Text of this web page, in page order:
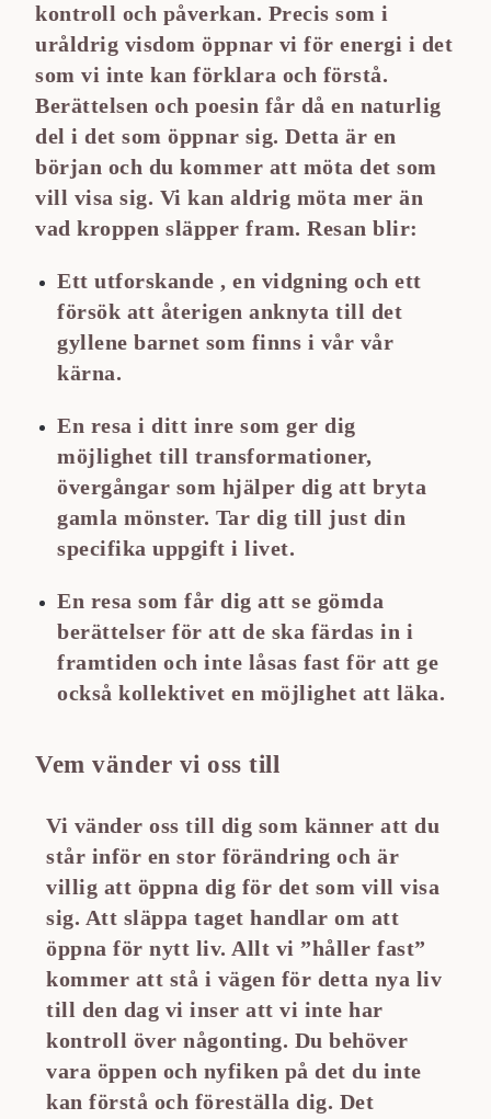
kontroll och påverkan. Precis som i
uråldrig visdom öppnar vi för energi i det
som vi inte kan förklara och förstå.
Berättelsen och poesin får då en naturlig
del i det som öppnar sig. Detta är en
början och du kommer att möta det som
vill visa sig. Vi kan aldrig möta mer än
vad kroppen släpper fram. Resan blir:
Ett utforskande , en vidgning och ett
försök att återigen anknyta till det
gyllene barnet som finns i vår vår
kärna.
En resa i ditt inre som ger dig
möjlighet till transformationer,
övergångar som hjälper dig att bryta
gamla mönster. Tar dig till just din
specifika uppgift i livet.
En resa som får dig att se gömda
berättelser för att de ska färdas in i
framtiden och inte låsas fast för att ge
också kollektivet en möjlighet att läka.
Vem vänder vi oss till
Vi vänder oss till dig som känner att du
står inför en stor förändring och är
villig att öppna dig för det som vill visa
sig. Att släppa taget handlar om att
öppna för nytt liv. Allt vi ”håller fast”
kommer att stå i vägen för detta nya liv
till den dag vi inser att vi inte har
kontroll över någonting. Du behöver
vara öppen och nyfiken på det du inte
kan förstå och föreställa dig. Det